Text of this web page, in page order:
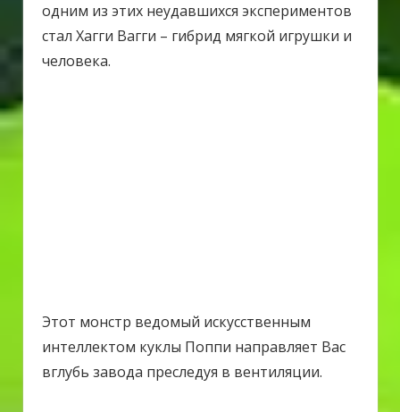
одним из этих неудавшихся экспериментов
стал Хагги Вагги – гибрид мягкой игрушки и
человека.
Этот монстр ведомый искусственным
интеллектом куклы Поппи направляет Вас
вглубь завода преследуя в вентиляции.